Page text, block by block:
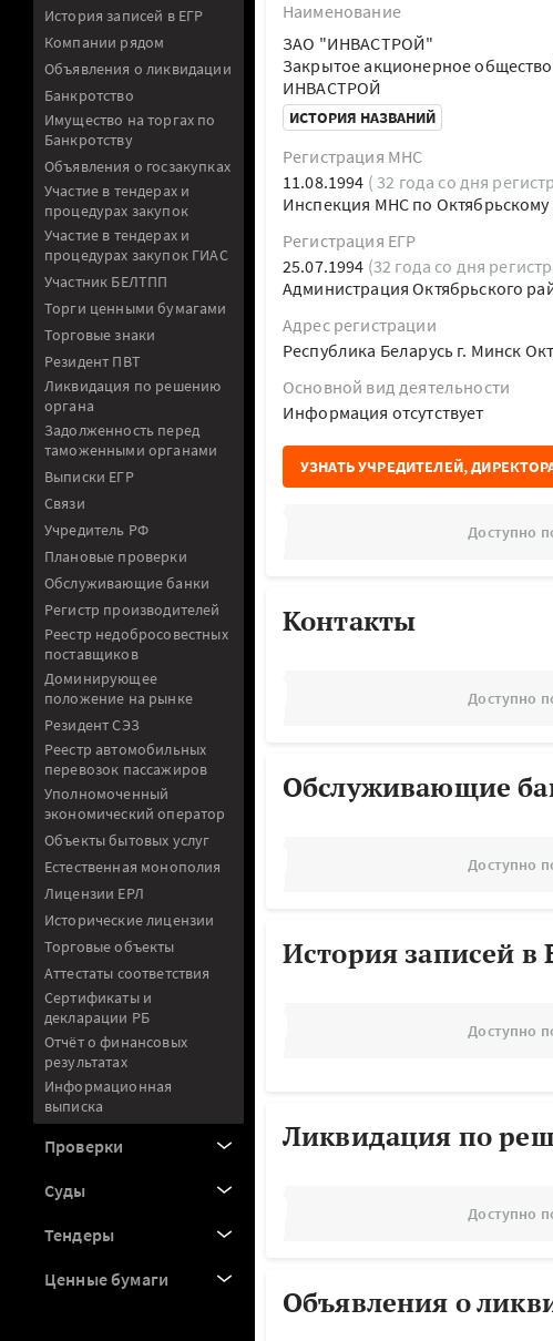
История записей в ЕГР
Компании рядом
Объявления о ликвидации
Банкротство
Имущество на торгах по
Банкротству
Объявления о госзакупках
Участие в тендерах и
процедурах закупок
Участие в тендерах и
процедурах закупок ГИАС
Участник БЕЛТПП
Торги ценными бумагами
Торговые знаки
Резидент ПВТ
Ликвидация по решению
органа
Задолженность перед
таможенными органами
Выписки ЕГР
Связи
Учредитель РФ
Плановые проверки
Обслуживающие банки
Регистр производителей
Реестр недобросовестных
поставщиков
Доминирующее
положение на рынке
Резидент СЭЗ
Реестр автомобильных
перевозок пассажиров
Уполномоченный
экономический оператор
Объекты бытовых услуг
Естественная монополия
Лицензии ЕРЛ
Исторические лицензии
Торговые объекты
Аттестаты соответствия
Сертификаты и
декларации РБ
Отчёт о финансовых
результатах
Информационная
выписка
Проверки
Суды
Тендеры
Ценные бумаги
Наименование
ЗАО "ИНВАСТРОЙ"
Закрытое акционерное
ИНВАСТРОЙ
ИСТОРИЯ НАЗВАНИЙ
Регистрация МНС
11.08.1994 ( 32 года со дня
Инспекция МНС по Октябрьскому
Регистрация ЕГР
25.07.1994 (32 года со дня
Администрация Октябрьского
Адрес регистрации
Республика Беларусь г. Минск
Основной вид деятельности
Информация отсутствует
УЗНАТЬ УЧРЕДИТЕЛЕЙ,
Доступно
Контакты
Доступно
Обслуживающие
Доступно
История записей в
Доступно
Ликвидация по
Доступно
Объявления о